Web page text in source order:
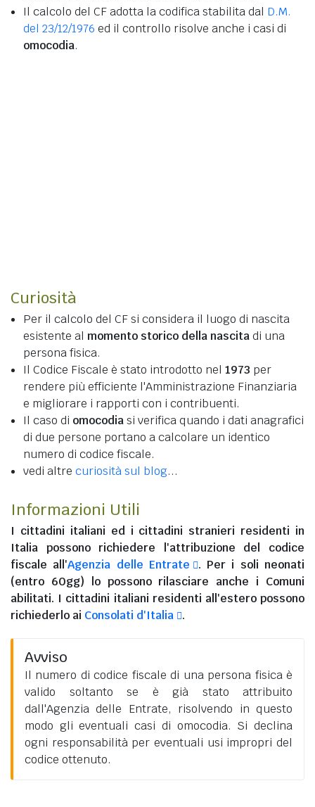
Il calcolo del CF adotta la codifica stabilita dal D.M.
del 23/12/1976 ed il controllo risolve anche i casi di
omocodia.
Curiosità
Per il calcolo del CF si considera il luogo di nascita
esistente al momento storico della nascitadi una
persona fisica.
Il Codice Fiscale è stato introdotto nel 1973 per
rendere più efficiente l'Amministrazione Finanziaria
e migliorare i rapporti con i contribuenti.
Il caso di omocodiasi verifica quando i dati anagrafici
di due persone portano a calcolare un identico
numero di codice fiscale.
vedi altre curiosità sul blog...
Informazioni Utili
I cittadini italiani ed i cittadini stranieri residenti in
Italia possono richiedere l'attribuzione del codice
fiscale all'Agenzia delle Entrate
. Per i soli neonati
(entro 60gg) lo possono rilasciare anche i Comuni
abilitati. I cittadini italiani residenti all'esteropossono
richiederlo ai Consolati d'Italia .
Avviso
Il numero di codice fiscale di una persona fisica è
valido soltanto se è già stato attribuito
dall'Agenzia delle Entrate, risolvendo in questo
modo gli eventuali casi di omocodia. Si declina
ogni responsabilità per eventuali usi impropri del
codice ottenuto.